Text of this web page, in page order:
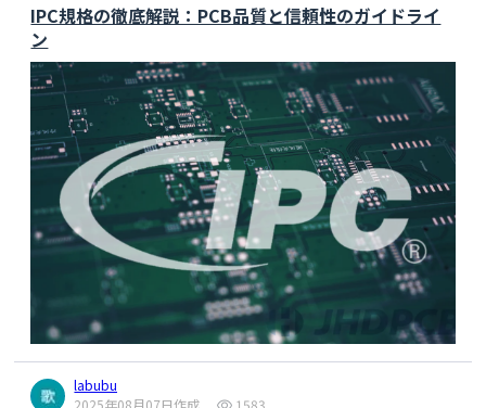
IPC規格の徹底解説：PCB品質と信頼性のガイドライ
ン
labubu